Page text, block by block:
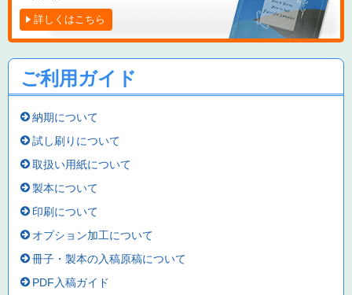
詳しくはこちら
ご利用ガイド
納期について
試し刷りについて
取扱い用紙について
製本について
印刷について
オプション加工について
冊子・製本の入稿原稿について
PDF入稿ガイド